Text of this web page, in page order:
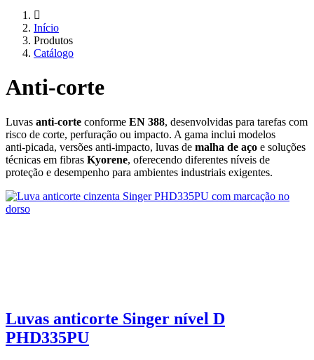
Início
Produtos
Catálogo
Anti-corte
Luvas anti‑corte conforme EN 388, desenvolvidas para tarefas com
risco de corte, perfuração ou impacto. A gama inclui modelos
anti‑picada, versões anti‑impacto, luvas de malha de aço e soluções
técnicas em fibras Kyorene, oferecendo diferentes níveis de
proteção e desempenho para ambientes industriais exigentes.
Luvas anticorte Singer nível D
PHD335PU